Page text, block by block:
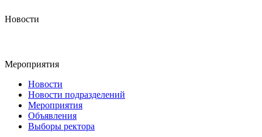
Новости
Мероприятия
Новости
Новости подразделений
Мероприятия
Объявления
Выборы ректора